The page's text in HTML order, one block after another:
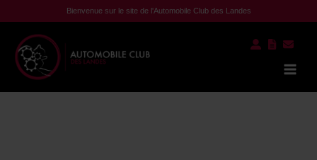
au
contenu
Bienvenue sur le site de l'Automobile Club des Landes